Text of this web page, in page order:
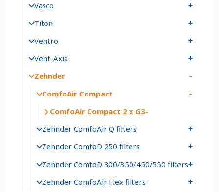
Vasco
Titon
Ventro
Vent-Axia
Zehnder
ComfoAir Compact
ComfoAir Compact 2 x G3
Zehnder ComfoAir Q filters
Zehnder ComfoD 250 filters
Zehnder ComfoD 300/350/450/550 filters
Zehnder ComfoAir Flex filters